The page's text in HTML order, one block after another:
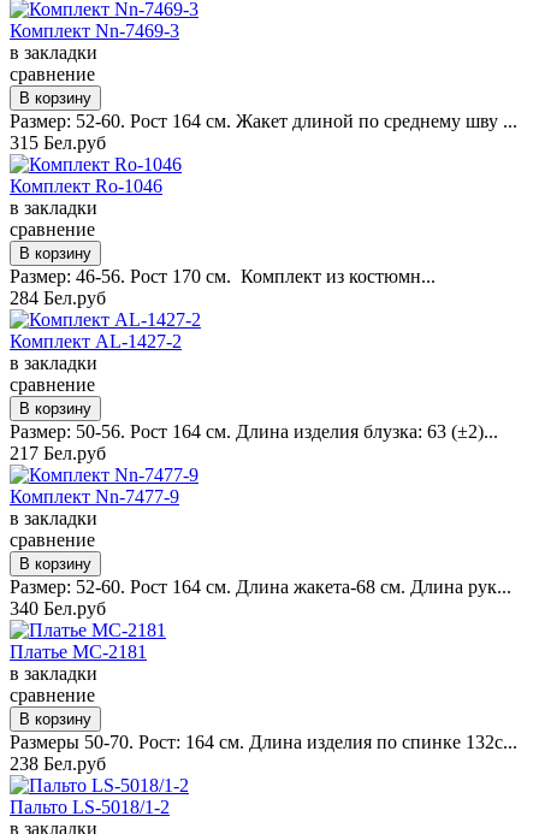
Комплект Nn-7469-3
в закладки
сравнение
Размер: 52-60. Рост 164 см. Жакет длиной по среднему шву ...
315 Бел.руб
Комплект Ro-1046
в закладки
сравнение
Размер: 46-56. Рост 170 см. Комплект из костюмн...
284 Бел.руб
Комплект AL-1427-2
в закладки
сравнение
Размер: 50-56. Рост 164 см. Длина изделия блузка: 63 (±2)...
217 Бел.руб
Комплект Nn-7477-9
в закладки
сравнение
Размер: 52-60. Рост 164 см. Длина жакета-68 см. Длина рук...
340 Бел.руб
Платье MC-2181
в закладки
сравнение
Размеры 50-70. Рост: 164 см. Длина изделия по спинке 132с...
238 Бел.руб
Пальто LS-5018/1-2
в закладки